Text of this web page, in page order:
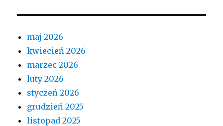
maj 2026
kwiecień 2026
marzec 2026
luty 2026
styczeń 2026
grudzień 2025
listopad 2025